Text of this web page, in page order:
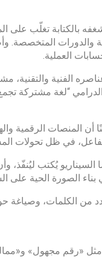
بالكتابة تغلّب على
والدورات المتخصصة.
العملية.
الفنية
“لغة مشتركة
أن المنصات الرقمية
في ظل تحولات
السيناريو يُكتب ليُنفّذ،
الصورة الحية على
عدد من الكلمات،